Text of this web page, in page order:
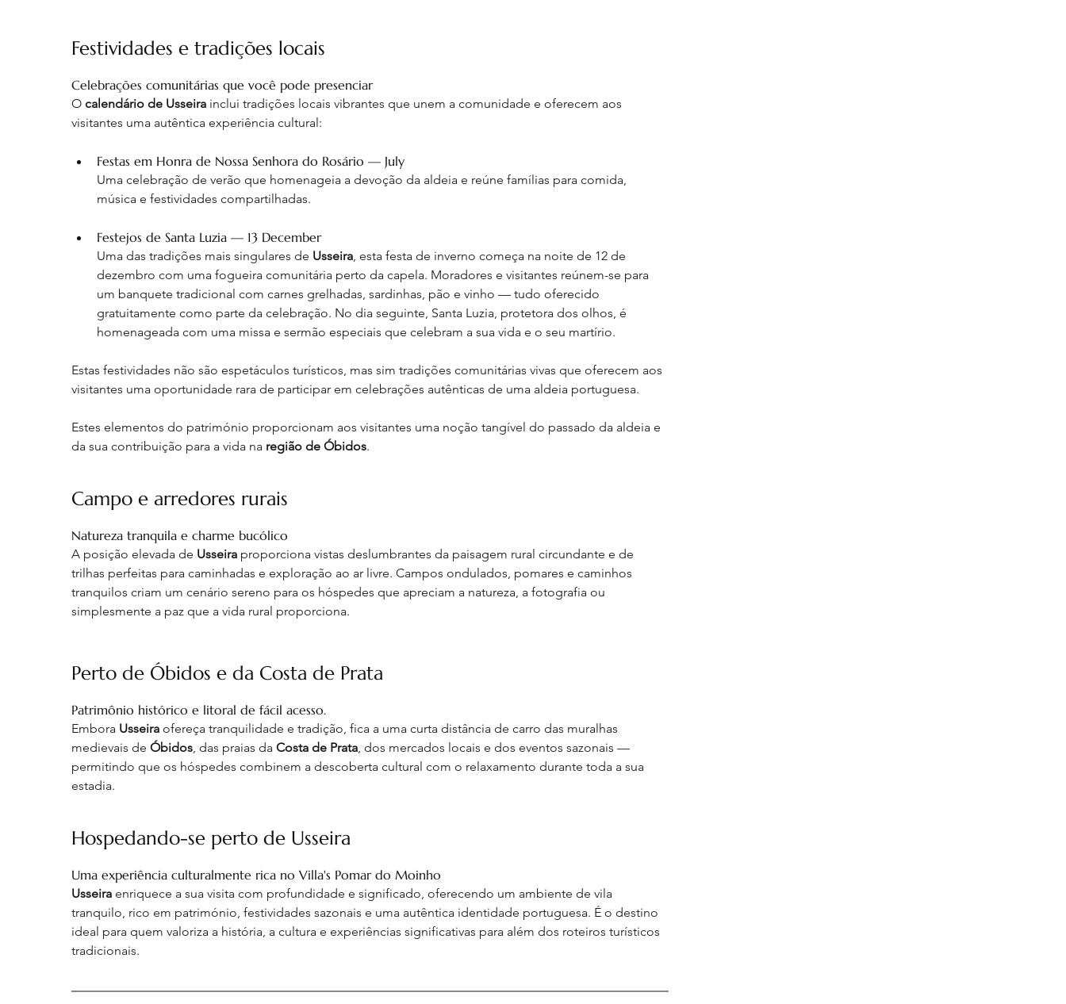
Festividades e tradições locais
Celebrações comunitárias que você pode presenciar
O calendário de Usseira inclui tradições locais vibrantes que unem a comunidade e oferecem aos
visitantes uma autêntica experiência cultural:
Festas em Honra de Nossa Senhora do Rosário — July
Uma celebração de verão que homenageia a devoção da aldeia e reúne famílias para comida,
música e festividades compartilhadas.
Festejos de Santa Luzia — 13 December
Uma das tradições mais singulares de Usseira, esta festa de inverno começa na noite de 12 de
dezembro com uma fogueira comunitária perto da capela. Moradores e visitantes reúnem-se para
um banquete tradicional com carnes grelhadas, sardinhas, pão e vinho — tudo oferecido
gratuitamente como parte da celebração. No dia seguinte, Santa Luzia, protetora dos olhos, é
homenageada com uma missa e sermão especiais que celebram a sua vida e o seu martírio.
Estas festividades não são espetáculos turísticos, mas sim tradições comunitárias vivas que oferecem aos
visitantes uma oportunidade rara de participar em celebrações autênticas de uma aldeia portuguesa.
Estes elementos do património proporcionam aos visitantes uma noção tangível do passado da aldeia e
da sua contribuição para a vida na região de Óbidos.
Campo e arredores rurais
Natureza tranquila e charme bucólico
A posição elevada de Usseira proporciona vistas deslumbrantes da paisagem rural circundante e de
trilhas perfeitas para caminhadas e exploração ao ar livre. Campos ondulados, pomares e caminhos
tranquilos criam um cenário sereno para os hóspedes que apreciam a natureza, a fotografia ou
simplesmente a paz que a vida rural proporciona.
Perto de Óbidos e da Costa de Prata
Patrimônio histórico e litoral de fácil acesso.
Embora Usseira ofereça tranquilidade e tradição, fica a uma curta distância de carro das muralhas
medievais de Óbidos, das praias da Costa de Prata, dos mercados locais e dos eventos sazonais —
permitindo que os hóspedes combinem a descoberta cultural com o relaxamento durante toda a sua
estadia.
Hospedando-se perto de Usseira
Uma experiência culturalmente rica no Villa's Pomar do Moinho
Usseira enriquece a sua visita com profundidade e significado, oferecendo um ambiente de vila
tranquilo, rico em património, festividades sazonais e uma autêntica identidade portuguesa. É o destino
ideal para quem valoriza a história, a cultura e experiências significativas para além dos roteiros turísticos
tradicionais.